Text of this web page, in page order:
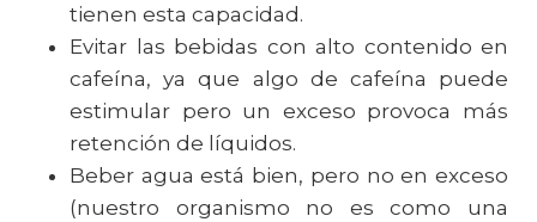
tienen esta capacidad.
Evitar las bebidas con alto contenido en
cafeína, ya que algo de cafeína puede
estimular pero un exceso provoca más
retención de líquidos.
Beber agua está bien, pero no en exceso
(nuestro organismo no es como una